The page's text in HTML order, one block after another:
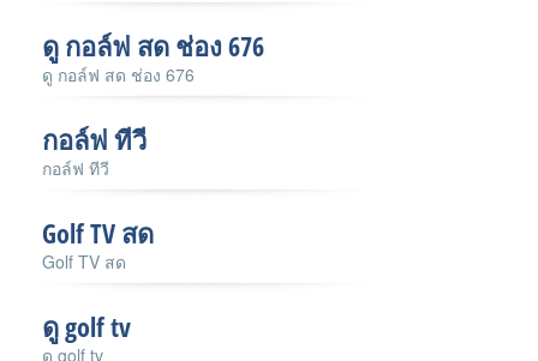
ดู กอล์ฟ สด ช่อง 676
ดู กอล์ฟ สด ช่อง 676
กอล์ฟ ทีวี
กอล์ฟ ทีวี
Golf TV สด
Golf TV สด
ดู golf tv
ดู golf tv